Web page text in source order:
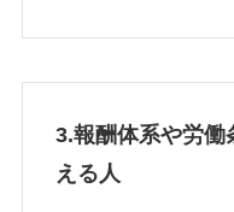
3.報酬体系や労働
える人